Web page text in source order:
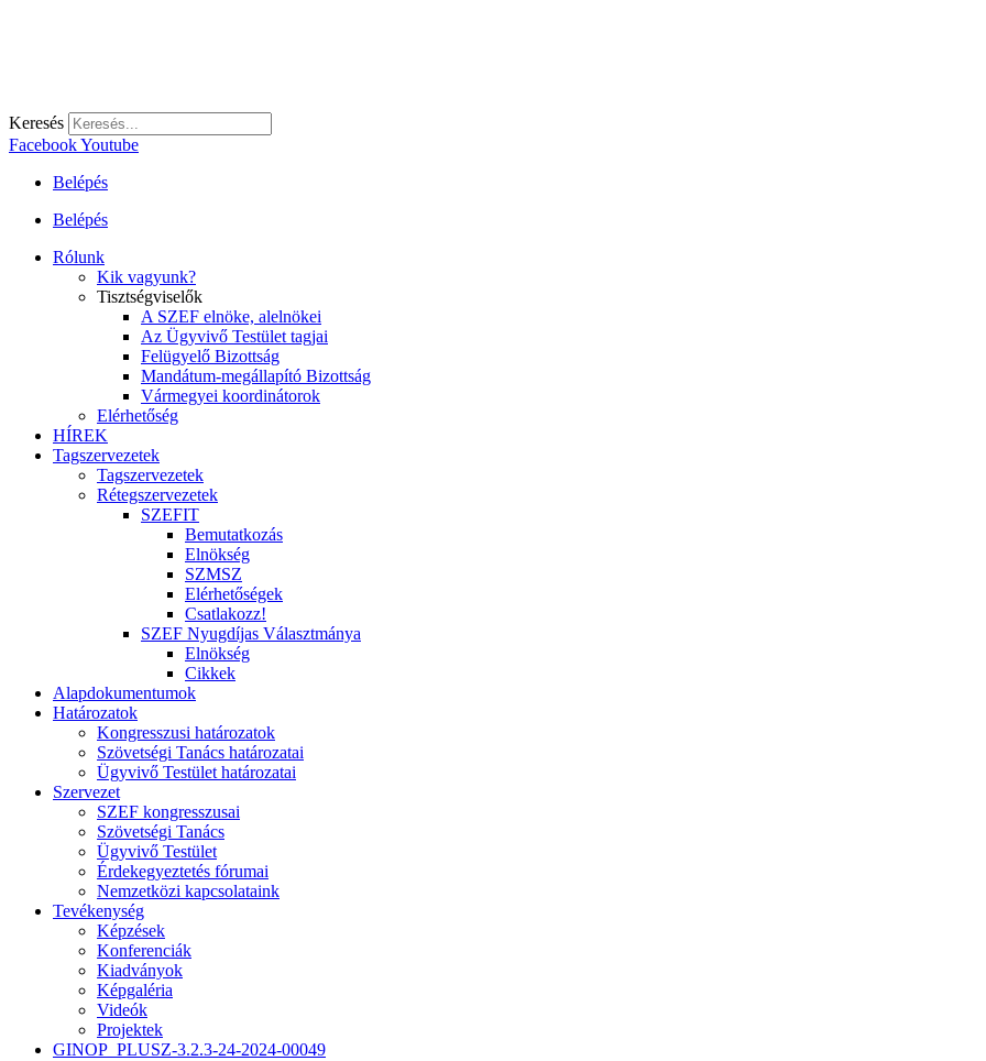
Keresés
FacebookYoutube
Belépés
Belépés
Rólunk
Kik vagyunk?
Tisztségviselők
A SZEF elnöke, alelnökei
Az Ügyvivő Testület tagjai
Felügyelő Bizottság
Mandátum-megállapító Bizottság
Vármegyei koordinátorok
Elérhetőség
HÍREK
Tagszervezetek
Tagszervezetek
Rétegszervezetek
SZEFIT
Bemutatkozás
Elnökség
SZMSZ
Elérhetőségek
Csatlakozz!
SZEF Nyugdíjas Választmánya
Elnökség
Cikkek
Alapdokumentumok
Határozatok
Kongresszusi határozatok
Szövetségi Tanács határozatai
Ügyvivő Testület határozatai
Szervezet
SZEF kongresszusai
Szövetségi Tanács
Ügyvivő Testület
Érdekegyeztetés fórumai
Nemzetközi kapcsolataink
Tevékenység
Képzések
Konferenciák
Kiadványok
Képgaléria
Videók
Projektek
GINOP_PLUSZ-3.2.3-24-2024-00049